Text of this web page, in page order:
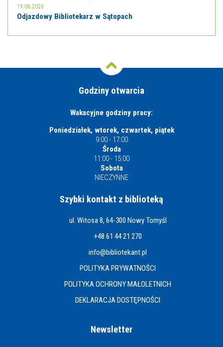
19.06.2026
Odjazdowy Bibliotekarz w Sątopach
Godziny otwarcia
Wakacyjne godziny pracy:
Poniedziałek, wtorek, czwartek, piątek
9:00 - 17:00
Środa
11:00 - 15:00
Sobota
NIECZYNNE
Szybki kontakt z biblioteką
ul. Witosa 8, 64-300 Nowy Tomyśl
+48 61 44 21 270
info@bibliotekant.pl
POLITYKA PRYWATNOŚCI
POLITYKA OCHRONY MAŁOLETNICH
DEKLARACJA DOSTĘPNOŚCI
Newsletter